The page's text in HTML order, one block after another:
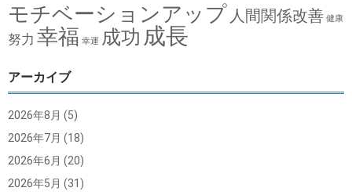
モチベーションアップ 人間関係改善 健康
努力 幸福 幸運 成功 成長
アーカイブ
2026年8月 (5)
2026年7月 (18)
2026年6月 (20)
2026年5月 (31)